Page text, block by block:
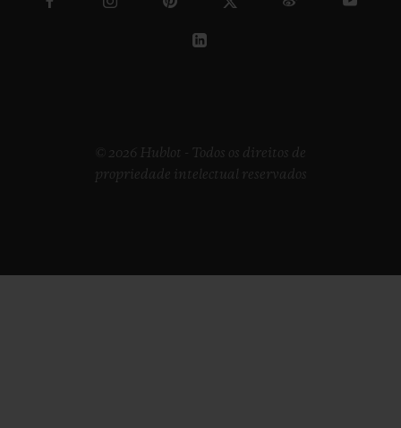
© 2026 Hublot - Todos os direitos de
propriedade intelectual reservados